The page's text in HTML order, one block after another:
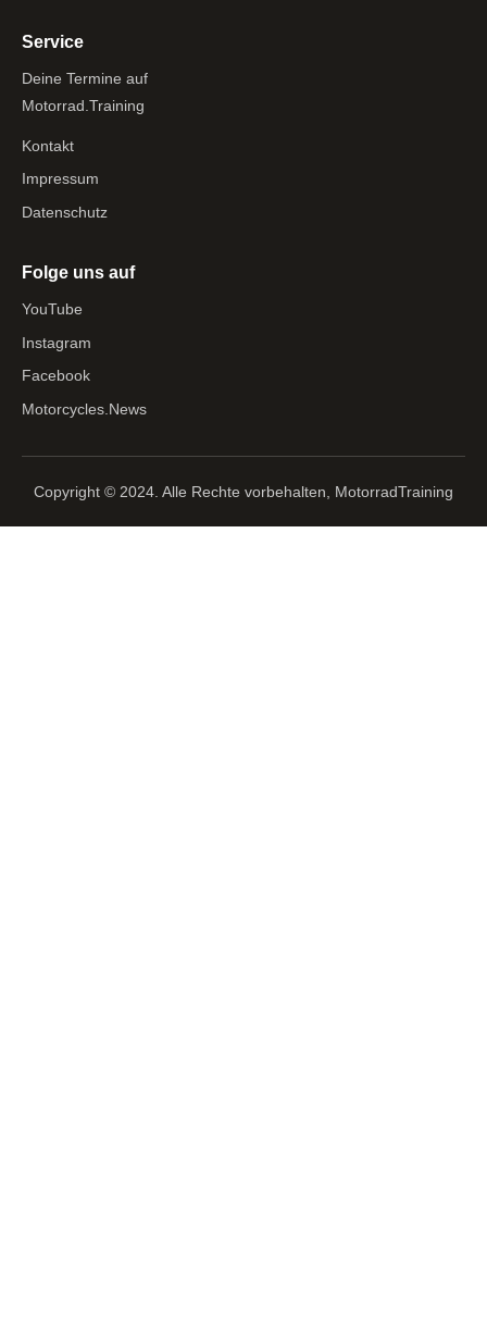
Service
Deine Termine auf
Motorrad.Training
Kontakt
Impressum
Datenschutz
Folge uns auf
YouTube
Instagram
Facebook
Motorcycles.News
Copyright © 2024. Alle Rechte vorbehalten, MotorradTraining